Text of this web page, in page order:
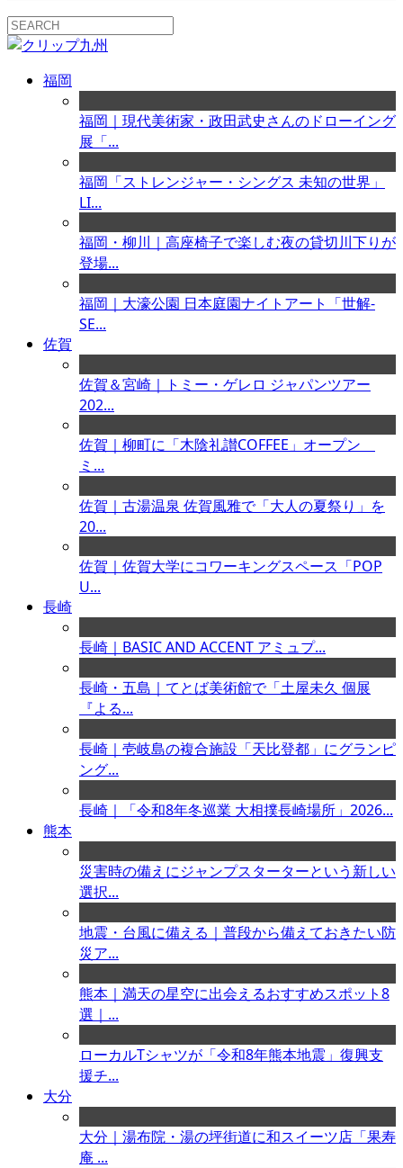
福岡
福岡｜現代美術家・政田武史さんのドローイング
展「...
福岡「ストレンジャー・シングス 未知の世界」
LI...
福岡・柳川｜高座椅子で楽しむ夜の貸切川下りが
登場...
福岡｜大濠公園 日本庭園ナイトアート「世解-
SE...
佐賀
佐賀＆宮崎｜トミー・ゲレロ ジャパンツアー
202...
佐賀｜柳町に「木陰礼讃COFFEE」オープン
ミ...
佐賀｜古湯温泉 佐賀風雅で「大人の夏祭り」を
20...
佐賀｜佐賀大学にコワーキングスペース「POP
U...
長崎
長崎｜BASIC AND ACCENT アミュプ...
長崎・五島｜てとば美術館で「土屋未久 個展
『よる...
長崎｜壱岐島の複合施設「天比登都」にグランピ
ング...
長崎｜「令和8年冬巡業 大相撲長崎場所」2026...
熊本
災害時の備えにジャンプスターターという新しい
選択...
地震・台風に備える｜普段から備えておきたい防
災ア...
熊本｜満天の星空に出会えるおすすめスポット8
選｜...
ローカルTシャツが「令和8年熊本地震」復興支
援チ...
大分
大分｜湯布院・湯の坪街道に和スイーツ店「果寿
庵 ...